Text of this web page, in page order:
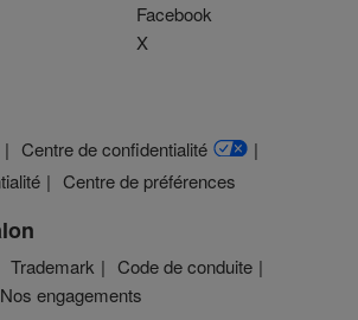
Facebook
X
Centre de confidentialité
Centre de préférences
Trademark
Code de conduite
Nos engagements